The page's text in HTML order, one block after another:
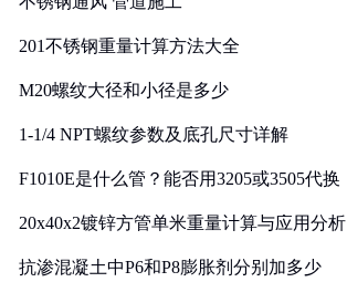
201不锈钢重量计算方法大全
M20螺纹大径和小径是多少
1-1/4 NPT螺纹参数及底孔尺寸详解
F1010E是什么管？能否用3205或3505代换
20x40x2镀锌方管单米重量计算与应用分析
抗渗混凝土中P6和P8膨胀剂分别加多少